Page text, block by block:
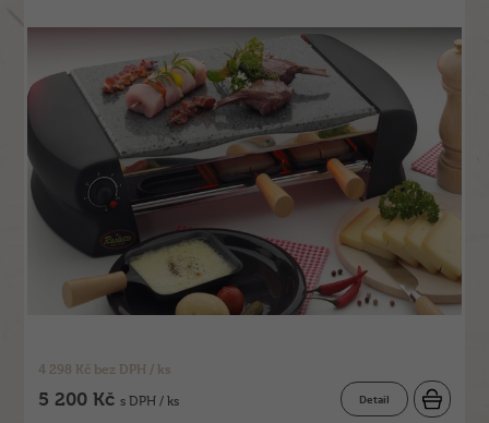
4 298 Kč bez DPH / ks
5 200 Kčs DPH / ks Detail